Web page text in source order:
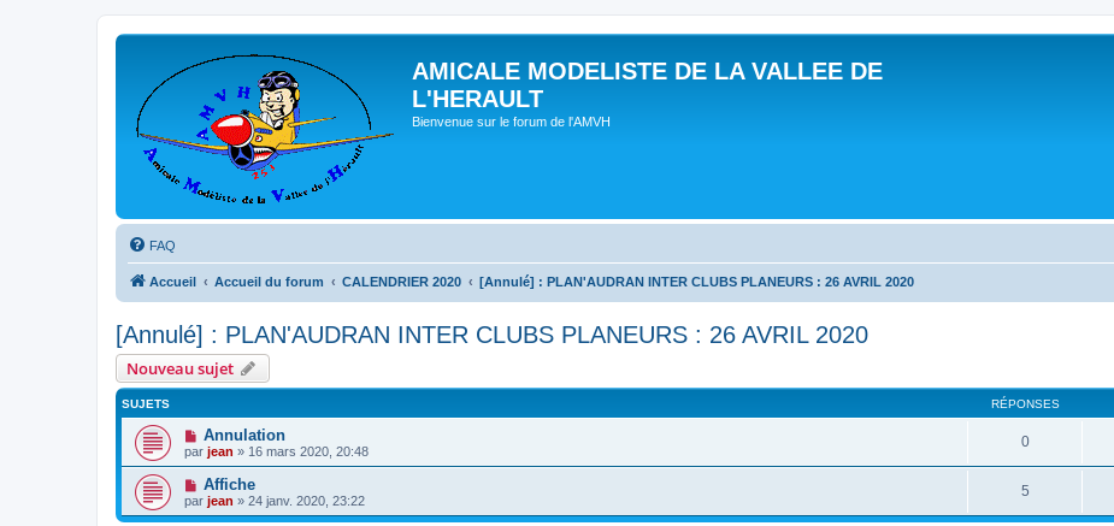
AMICALE MODELISTE DE LA VALLEE DE
L'HERAULT
Bienvenue sur le forum de l'AMVH
FAQ
Accueil Accueil du forum CALENDRIER 2020 [Annulé] : PLAN'AUDRAN INTER CLUBS PLANEURS : 26 AVRIL 2020
[Annulé] : PLAN'AUDRAN INTER CLUBS PLANEURS : 26 AVRIL 2020
Nouveau sujet
SUJETS RÉPONSES
Annulation
par jean » 16 mars 2020, 20:48
0
Affiche
par jean » 24 janv. 2020, 23:22
5